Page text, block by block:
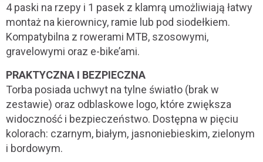
4 paski na rzepy i 1 pasek z klamrą umożliwiają łatwy
montaż na kierownicy, ramie lub pod siodełkiem.
Kompatybilna z rowerami MTB, szosowymi,
gravelowymi oraz e-bike’ami.
PRAKTYCZNA I BEZPIECZNA
Torba posiada uchwyt na tylne światło (brak w
zestawie) oraz odblaskowe logo, które zwiększa
widoczność i bezpieczeństwo. Dostępna w pięciu
kolorach: czarnym, białym, jasnoniebieskim, zielonym
i bordowym.